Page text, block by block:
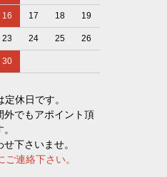
16 17 18 19
23 24 25 26
30
休日です。
外でもアポイント頂
下さいませ。
連絡下さい。